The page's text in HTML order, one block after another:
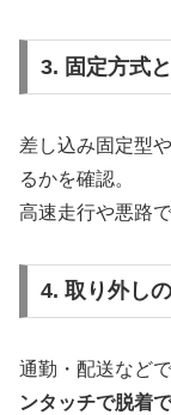
3. 固定方式
差し込み固定型
るかを確認。
高速走行や悪路
4. 取り外し
通勤・配送など
ンタッチで脱着